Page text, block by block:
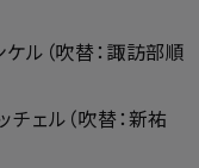
ケル（吹替：諏訪部順
チェル（吹替：新祐